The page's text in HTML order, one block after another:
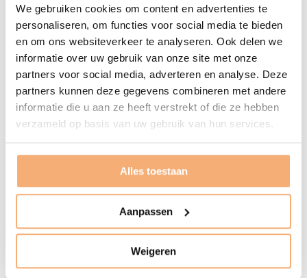
We gebruiken cookies om content en advertenties te
personaliseren, om functies voor social media te bieden
en om ons websiteverkeer te analyseren. Ook delen we
informatie over uw gebruik van onze site met onze
partners voor social media, adverteren en analyse. Deze
partners kunnen deze gegevens combineren met andere
informatie die u aan ze heeft verstrekt of die ze hebben
verzameld op basis van uw gebruik van hun services.
Alles toestaan
Aanpassen
Weigeren
speciaal naar België kwamen voor het zelfrijdend vervoerssysteem
op Terhills.”
Ook Tim De Ceunynck,projectmanager mobiliteit bij LRM
gastprofessor zelfrijdende voertuigen aan de UHasselt, bevestigt die
pioniersrol: “Dit project bereidt Vlaanderen voor op de komst van
zelfrijdende voertuigen op onze openbare wegen. Er wordt veel
praktijkervaring opgedaan over technische en andere praktische
uitdagingen die samenhangen met de introductie van zelfrijdende
voertuigen. Maar belangrijker nog is dat projecten zoals deze
voertuigen. Dankzij dit project doen vele duizenden mensen een
eerste praktijkervaring op met zelfrijdende voertuigen, en dat is
ontzettend belangrijk. Buitenlands onderzoek toont namelijk aan dat
maar dat ze er veel positiever over worden wanneer ze het ook echt
Leuke weetjes en cijfers over de onbemande shuttles